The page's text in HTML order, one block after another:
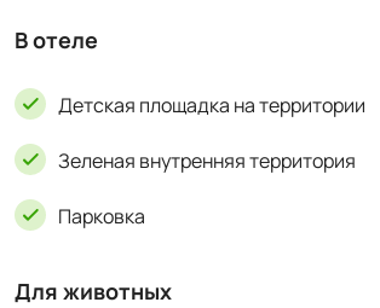
В отеле
Детская площадка на территории
Зеленая внутренняя территория
Парковка
Для животных